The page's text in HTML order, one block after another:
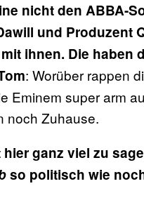
nicht den ABBA-
und Produzent
ihnen. Die haben
: Worüber rappen
Eminem super arm
noch Zuhause.
ganz viel zu
so politisch wie